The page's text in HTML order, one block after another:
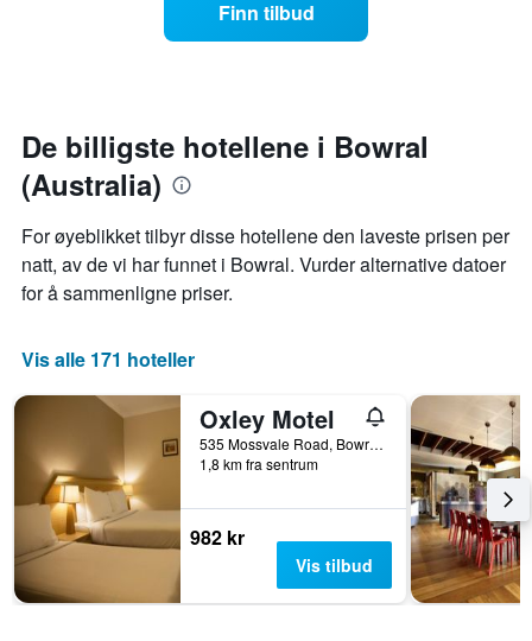
akse
viser
gjennomsnittsprisen
for
rom
i
kveld,
data
tre
dagene
oppholdet
Diagrammets
1
X-
viser
antall
dager
Diagrammets
viser
gjennomsnittsprisen
på
et
rom
Finn tilbud
De billigste hotellene i Bowral
(Australia)
For øyeblikket tilbyr disse hotellene den laveste prisen per
natt, av de vi har funnet i Bowral. Vurder alternative datoer
for å sammenligne priser.
Vis alle 171 hoteller
Oxley Motel
535 Mossvale Road, Bowral, NSW, Australia
1,8 km fra sentrum
982 kr
Vis tilbud